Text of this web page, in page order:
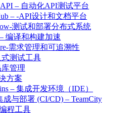
– 自动化API测试平台
– -API设计和文档平台
测试和部署分布式系统
编译和构建加速
需求管理和可追溯性
式测试工具
库管理
方案
– 集成开发环境（IDE）
成与部署 (CI/CD) – TeamCity
程工具